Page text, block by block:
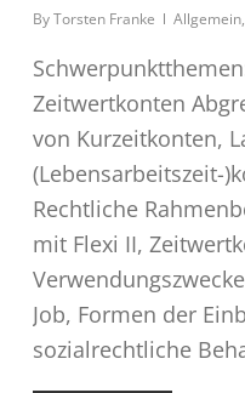
ByTorsten Franke Allgemein,
Zeitwertkonten
von Kurzeitkonten,
(Lebensarbeitszeit-
Rechtliche
mit Flexi II,
Job, Formen der
sozialrechtliche